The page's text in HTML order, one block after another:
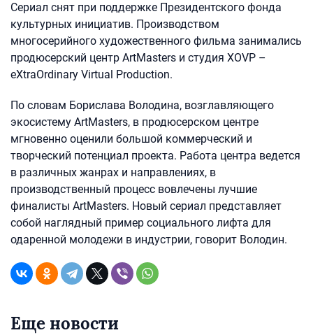
Сериал снят при поддержке Президентского фонда
культурных инициатив. Производством
многосерийного художественного фильма занимались
продюсерский центр ArtMasters и студия XOVP –
eXtraOrdinary Virtual Production.
По словам Борислава Володина, возглавляющего
экосистему ArtMasters, в продюсерском центре
мгновенно оценили большой коммерческий и
творческий потенциал проекта. Работа центра ведется
в различных жанрах и направлениях, в
производственный процесс вовлечены лучшие
финалисты ArtMasters. Новый сериал представляет
собой наглядный пример социального лифта для
одаренной молодежи в индустрии, говорит Володин.
Еще новости